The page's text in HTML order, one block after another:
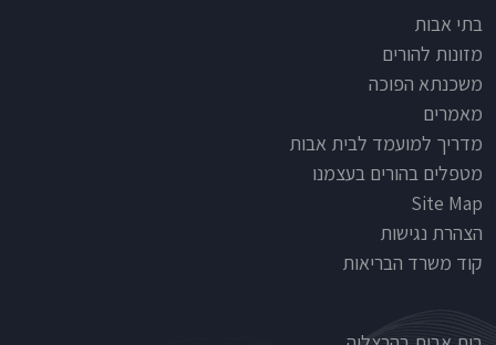
Footer
בתי אבות
מזונות להורים
משכנתא הפוכה
מאמרים
מדריך למועמד לבית אבות
מטפלים בהורים בעצמנו
Site Map
הצהרת נגישות
קוד משרד הבריאות